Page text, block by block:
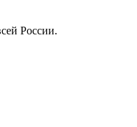
России.